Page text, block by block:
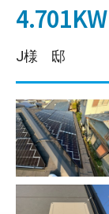
4.701KW
J様 邸